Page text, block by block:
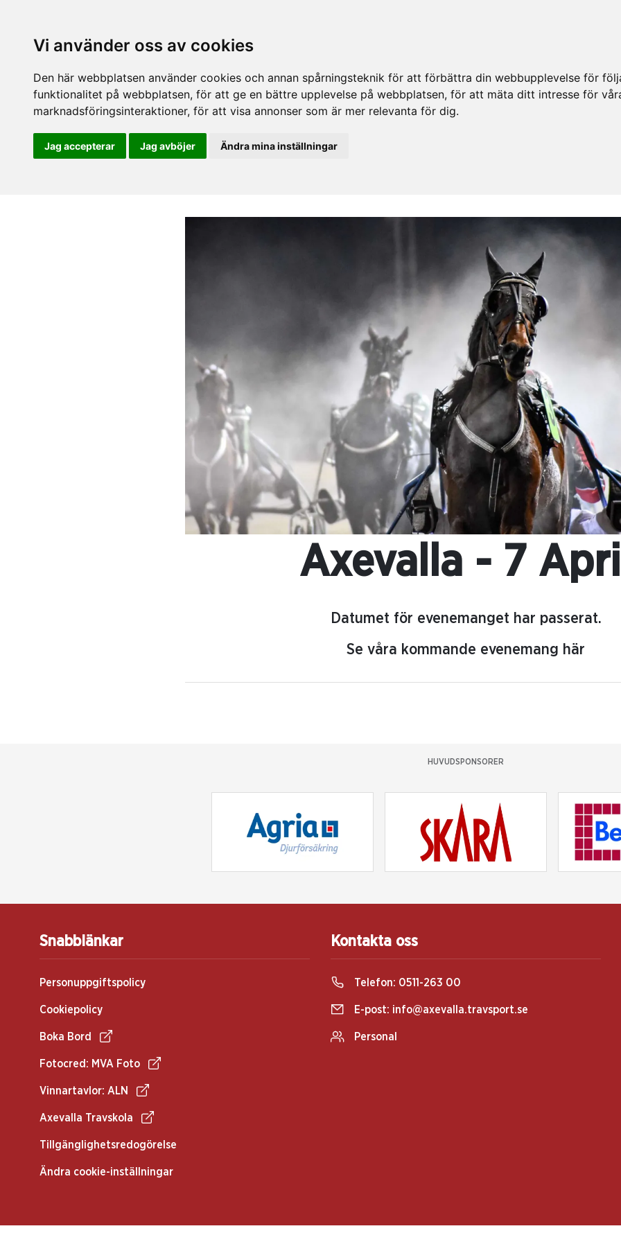
Vi använder oss av cookies
Den här webbplatsen använder cookies och annan spårningsteknik för att förbättra din webbupplevelse för
funktionalitet på webbplatsen, för att ge en bättre upplevelse på webbplatsen, för att mäta ditt intresse för
marknadsföringsinteraktioner, för att visa annonser som är mer relevanta för dig.
Jag accepterar Jag avböjer Ändra mina inställningar
Axevalla - 7
Datumet för evenemanget har passerat.
Se våra kommande evenemang här
HUVUDSPONSORER
Snabblänkar
Personuppgiftspolicy
Cookiepolicy
Boka Bord
Fotocred: MVA Foto
Vinnartavlor: ALN
Axevalla Travskola
Tillgänglighetsredogörelse
Ändra cookie-inställningar
Kontakta oss
Telefon: 0511-263 00
E-post: info@axevalla.travsport.se
Personal